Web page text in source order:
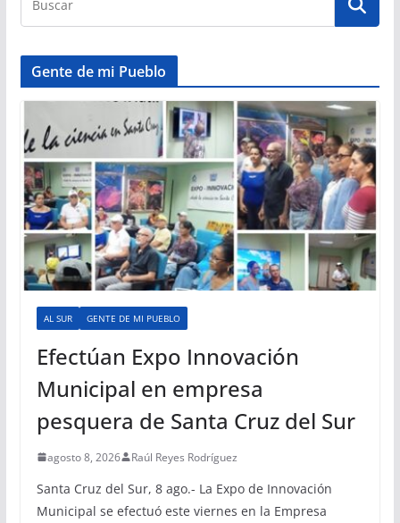
Gente de mi Pueblo
AL SUR GENTE DE MI PUEBLO
Efectúan Expo Innovación
Municipal en empresa
pesquera de Santa Cruz del Sur
agosto 8, 2026 Raúl Reyes Rodríguez
Santa Cruz del Sur, 8 ago.- La Expo de Innovación
Municipal se efectuó este viernes en la Empresa